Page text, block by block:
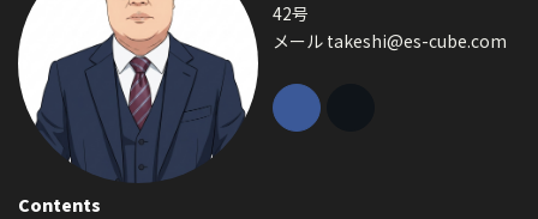
42号
メール takeshi@es-cube.com
Contents